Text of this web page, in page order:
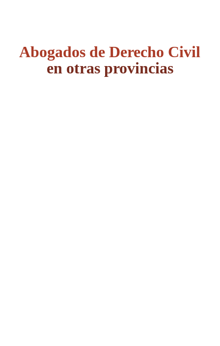
Abogados de Derecho Civil
en otras provincias